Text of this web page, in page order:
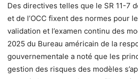
Des directives telles que le SR 11-7
et de l’OCC fixent des normes pour
validation et l’examen continu des
2025 du Bureau américain de la
gouvernementale a noté que les
gestion des risques des modèles